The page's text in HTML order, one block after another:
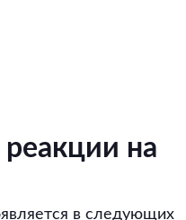
на
в следующих